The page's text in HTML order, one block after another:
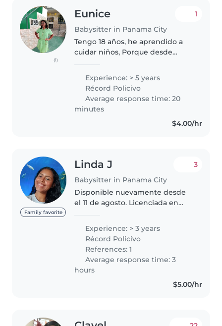
(1)
Eunice
Babysitter in Panama City
1
Tengo 18 años, he aprendido a
cuidar niños, Porque desde
niños y tengo dos hermanos
menores. También he cuidado a
mis primos y a otros niños, Soy
maestra..
Experience: > 5 years
Récord Policivo
Average response time: 20
minutes
$4.00/hr
Family favorite
Linda J
Babysitter in Panama City
3
Disponible nuevamente desde
el 11 de agosto. Licenciada en
Experiencias con niños:
Cuidando a mi sobrinos y
vecinitos. Co - líder en
departamentos infantiles...
Experience: > 3 years
Récord Policivo
References: 1
Average response time: 3
hours
$5.00/hr